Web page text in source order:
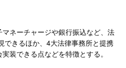
ネーチャージや銀行振込など、法
できるほか、4大法律事務所と提携
装できる点などを特徴とする。